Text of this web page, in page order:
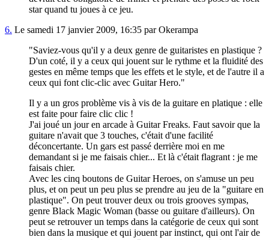
star quand tu joues à ce jeu.
6. Le samedi 17 janvier 2009, 16:35 par Okerampa
"Saviez-vous qu'il y a deux genre de guitaristes en plastique ?
D'un coté, il y a ceux qui jouent sur le rythme et la fluidité des
gestes en même temps que les effets et le style, et de l'autre il a
ceux qui font clic-clic avec Guitar Hero."
Il y a un gros problème vis à vis de la guitare en platique : elle
est faite pour faire clic clic !
J'ai joué un jour en arcade à Guitar Freaks. Faut savoir que la
guitare n'avait que 3 touches, c'était d'une facilité
déconcertante. Un gars est passé derrière moi en me
demandant si je me faisais chier... Et là c'était flagrant : je me
faisais chier.
Avec les cinq boutons de Guitar Heroes, on s'amuse un peu
plus, et on peut un peu plus se prendre au jeu de la "guitare en
plastique". On peut trouver deux ou trois grooves sympas,
genre Black Magic Woman (basse ou guitare d'ailleurs). On
peut se retrouver un temps dans la catégorie de ceux qui sont
bien dans la musique et qui jouent par instinct, qui ont l'air de